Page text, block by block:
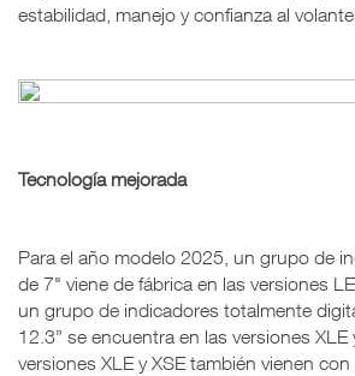
estabilidad, manejo y confianza al volante.
Tecnología mejorada
Para el año modelo 2025, un grupo de
de 7" viene de fábrica en las versiones
un grupo de indicadores totalmente
12.3” se encuentra en las versiones XLE
versiones XLE y XSE también vienen